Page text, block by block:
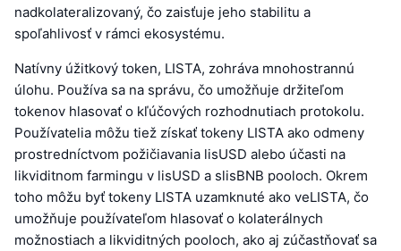
nadkolateralizovaný, čo zaisťuje jeho stabilitu a
spoľahlivosť v rámci ekosystému.
Natívny úžitkový token, LISTA, zohráva mnohostrannú
úlohu. Používa sa na správu, čo umožňuje držiteľom
tokenov hlasovať o kľúčových rozhodnutiach protokolu.
Používatelia môžu tiež získať tokeny LISTA ako odmeny
prostredníctvom požičiavania lisUSD alebo účasti na
likviditnom farmingu v lisUSD a slisBNB pooloch. Okrem
toho môžu byť tokeny LISTA uzamknuté ako veLISTA, čo
umožňuje používateľom hlasovať o kolaterálnych
možnostiach a likviditných pooloch, ako aj zúčastňovať sa